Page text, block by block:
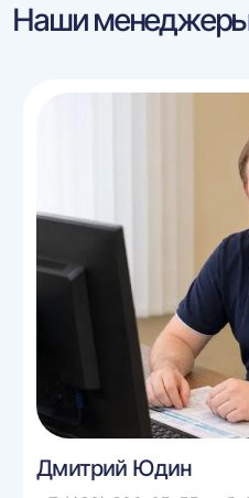
Наши
Дмитрий Юдин